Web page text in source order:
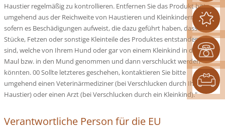
Haustier regelmäßig zu kontrollieren. Entfernen Sie das Produkt bitte
umgehend aus der Reichweite von Haustieren und Kleinkindern,
sofern es Beschädigungen aufweist, die dazu geführt haben, dass
Stücke, Fetzen oder sonstige Kleinteile des Produktes entstanden
sind, welche von Ihrem Hund oder gar von einem Kleinkind in das
Maul bzw. in den Mund genommen und dann verschluckt werden
könnten. 00 Sollte letzteres geschehen, kontaktieren Sie bitte
umgehend einen Veterinärmediziner (bei Verschlucken durch Ihr
Haustier) oder einen Arzt (bei Verschlucken durch ein Kleinkind)."
Verantwortliche Person für die EU